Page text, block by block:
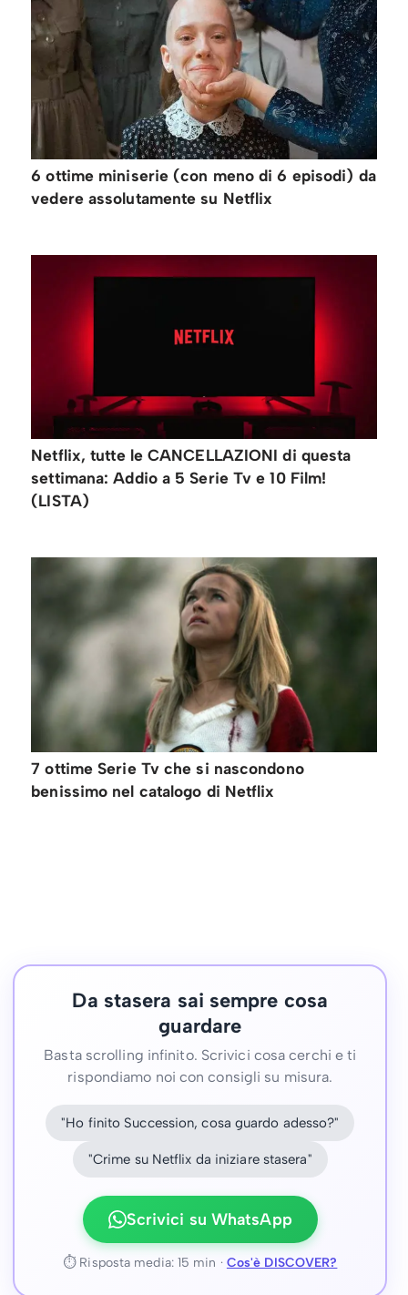
6 ottime miniserie (con meno di 6 episodi) da
vedere assolutamente su Netflix
Netflix, tutte le CANCELLAZIONI di questa
settimana: Addio a 5 Serie Tv e 10 Film!
(LISTA)
7 ottime Serie Tv che si nascondono
benissimo nel catalogo di Netflix
Da stasera sai sempre cosa
guardare
Basta scrolling infinito. Scrivici cosa cerchi e ti
rispondiamo noi con consigli su misura.
"Ho finito Succession, cosa guardo adesso?"
"Crime su Netflix da iniziare stasera"
Scrivici su WhatsApp
⏱ Risposta media: 15 min · Cos'è DISCOVER?